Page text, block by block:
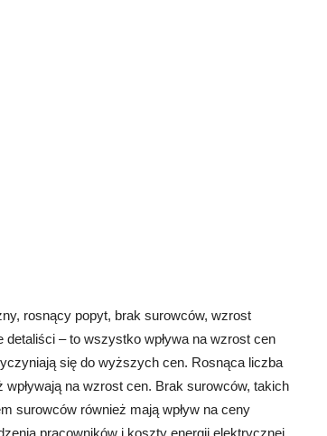
rosnący popyt, brak surowców, wzrost
– to wszystko wpływa na wzrost cen
się do wyższych cen. Rosnąca liczba
na wzrost cen. Brak surowców, takich
surowców również mają wpływ na ceny